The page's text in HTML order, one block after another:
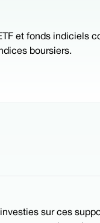
et fonds indiciels
boursiers.
sur ces